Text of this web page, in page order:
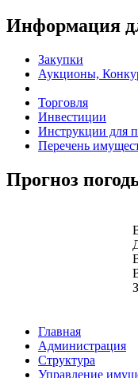
Информация
Закупки
Аукционы,
Торговля
Инвестиции
Инструкции для
Перечень
Прогноз
Главная
Администрация
Структура
Управление